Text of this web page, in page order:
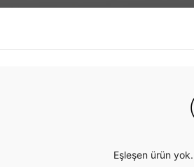
Eşleşen ürün